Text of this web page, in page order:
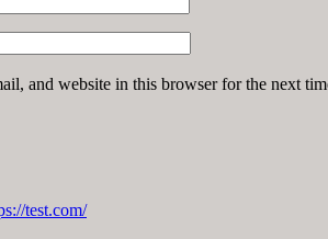
and website in this browser for the next